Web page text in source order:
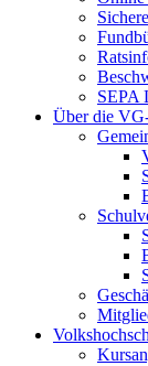
SEPA
Über die